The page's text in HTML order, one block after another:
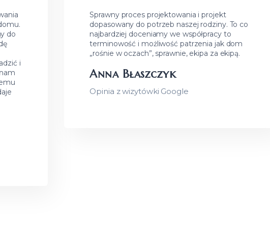
do
i
Sprawny proces projektowania i projekt
dopasowany do potrzeb naszej rodziny. To co
najbardziej doceniamy we współpracy to
terminowość i możliwość patrzenia jak dom
„rośnie w oczach”, sprawnie, ekipa za ekipą.
Anna Błaszczyk
Opinia z wizytówki Google